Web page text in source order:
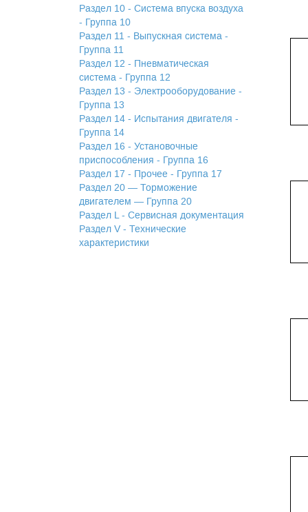
Раздел 10 - Система впуска воздуха
- Группа 10
Раздел 11 - Выпускная система -
Группа 11
Раздел 12 - Пневматическая
система - Группа 12
Раздел 13 - Электрооборудование -
Группа 13
Раздел 14 - Испытания двигателя -
Группа 14
Раздел 16 - Установочные
приспособления - Группа 16
Раздел 17 - Прочее - Группа 17
Раздел 20 — Торможение
двигателем — Группа 20
Раздел L - Сервисная документация
Раздел V - Технические
характеристики